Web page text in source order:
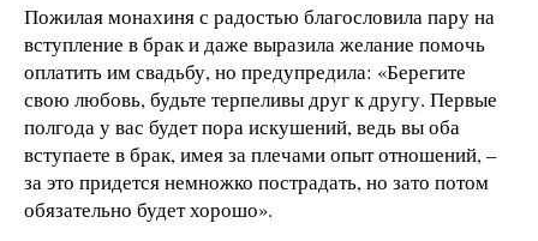
Пожилая монахиня с радостью благословила пару на
вступление в брак и даже выразила желание помочь
оплатить им свадьбу, но предупредила: «Берегите
свою любовь, будьте терпеливы друг к другу. Первые
полгода у вас будет пора искушений, ведь вы оба
вступаете в брак, имея за плечами опыт отношений, –
за это придется немножко пострадать, но зато потом
обязательно будет хорошо».